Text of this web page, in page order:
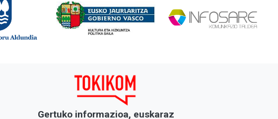
Gertuko informazioa, euskaraz